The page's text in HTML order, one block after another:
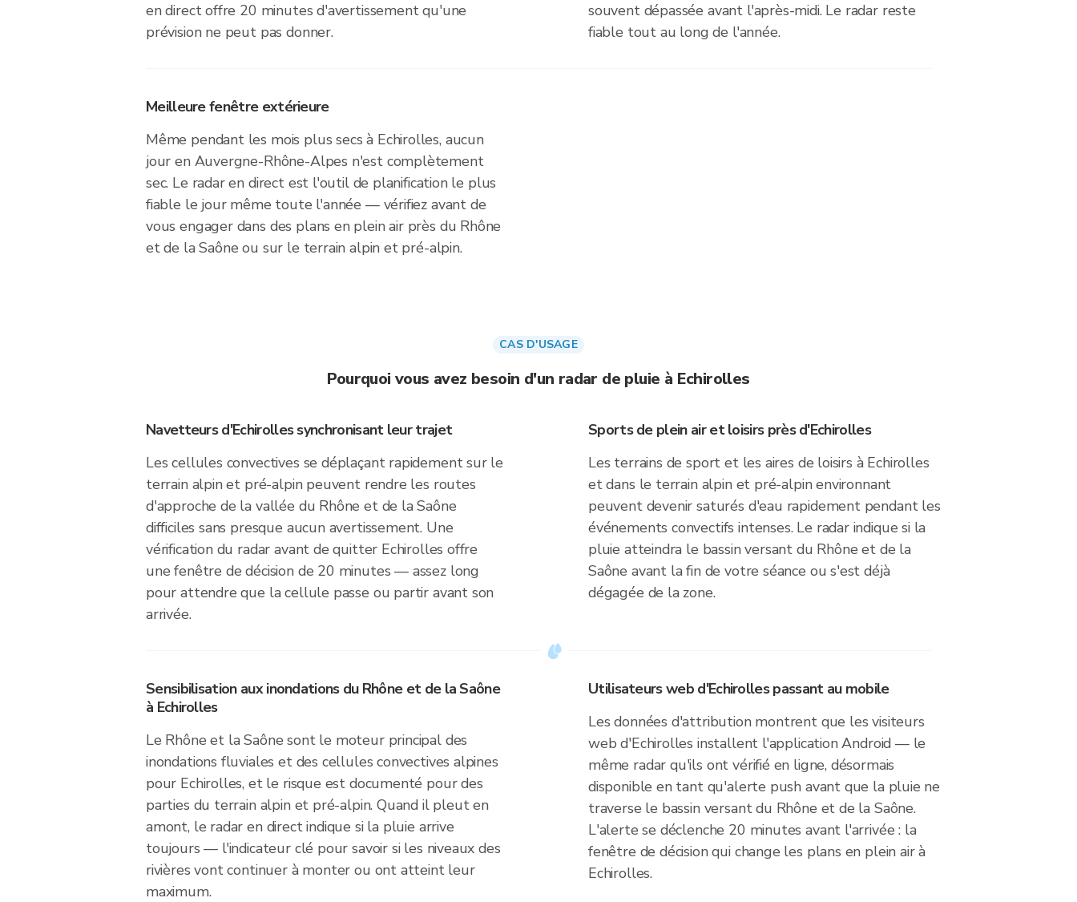
en direct offre 20 minutes d'avertissement qu'une
prévision ne peut pas donner.
souvent dépassée avant l'après-midi. Le radar reste
fiable tout au long de l'année.
Meilleure fenêtre extérieure
Même pendant les mois plus secs à Echirolles, aucun
jour en Auvergne-Rhône-Alpes n'est complètement
sec. Le radar en direct est l'outil de planification le plus
fiable le jour même toute l'année — vérifiez avant de
vous engager dans des plans en plein air près du Rhône
et de la Saône ou sur le terrain alpin et pré-alpin.
CAS D'USAGE
Pourquoi vous avez besoin d'un radar de pluie à Echirolles
Navetteurs d'Echirolles synchronisant leur trajet
Les cellules convectives se déplaçant rapidement sur le
terrain alpin et pré-alpin peuvent rendre les routes
d'approche de la vallée du Rhône et de la Saône
difficiles sans presque aucun avertissement. Une
vérification du radar avant de quitter Echirolles offre
une fenêtre de décision de 20 minutes — assez long
pour attendre que la cellule passe ou partir avant son
arrivée.
Sports de plein air et loisirs près d'Echirolles
Les terrains de sport et les aires de loisirs à Echirolles
et dans le terrain alpin et pré-alpin environnant
peuvent devenir saturés d'eau rapidement pendant les
événements convectifs intenses. Le radar indique si la
pluie atteindra le bassin versant du Rhône et de la
Saône avant la fin de votre séance ou s'est déjà
dégagée de la zone.
Sensibilisation aux inondations du Rhône et de la Saône
à Echirolles
Le Rhône et la Saône sont le moteur principal des
inondations fluviales et des cellules convectives alpines
pour Echirolles, et le risque est documenté pour des
parties du terrain alpin et pré-alpin. Quand il pleut en
amont, le radar en direct indique si la pluie arrive
toujours — l'indicateur clé pour savoir si les niveaux des
rivières vont continuer à monter ou ont atteint leur
maximum.
Utilisateurs web d'Echirolles passant au mobile
Les données d'attribution montrent que les visiteurs
web d'Echirolles installent l'application Android — le
même radar qu'ils ont vérifié en ligne, désormais
disponible en tant qu'alerte push avant que la pluie ne
traverse le bassin versant du Rhône et de la Saône.
L'alerte se déclenche 20 minutes avant l'arrivée : la
fenêtre de décision qui change les plans en plein air à
Echirolles.